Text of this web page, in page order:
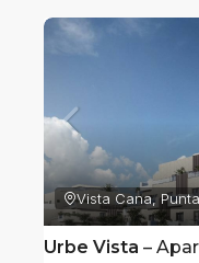
Vista Cana,
Urbe Vista –